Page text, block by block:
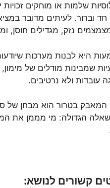
שלמות או מוחקים
חד וברור. לעיתים מדובר
נזק, מגדילים חוסן,
היא לבנות מערכות
שמבינות מודלים של
עובדות ולא נרטיבים.
המאבק בטרור הוא מבחן
הגדולה: מי מממן את
קשורים לנושא: